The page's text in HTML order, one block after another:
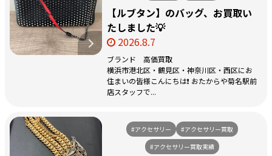
【ルブタン】のバッグ、お買取い
たしました💡
2026.8.7
ブランド 高価買取
横浜市港北区・鶴見区・神奈川区・西区にお
住まいの皆様こんにちは❗️ おたからや菊名駅前
店スタッフで...
#アクセサリー
#アクセサリー買取
#アクセサリー買取実績